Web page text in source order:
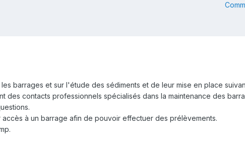
barrages et sur l'étude des sédiments et de leur mise en place
des contacts professionnels spécialisés dans la maintenance des
accès à un barrage afin de pouvoir effectuer des prélèvements.